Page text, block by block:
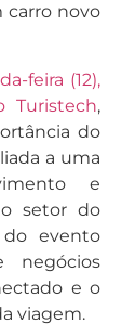
carro novo
feira (12),
Turistech,
do
a uma
e
setor do
evento
negócios
e o
viagem.